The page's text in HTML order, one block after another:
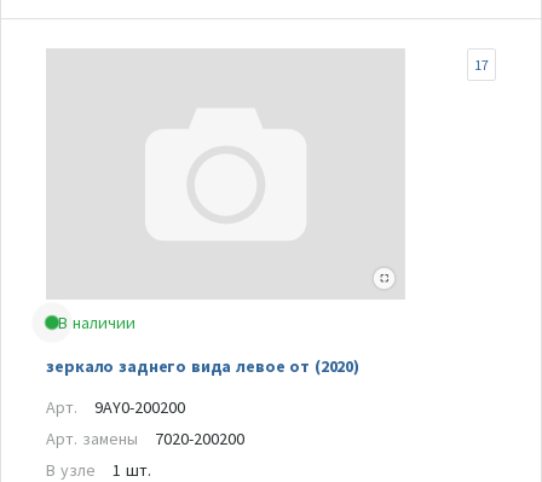
В наличии
зеркало заднего вида левое от (2020)
17
Арт.
9AY0-200200
Арт. замены
7020-200200
В узле
1 шт.